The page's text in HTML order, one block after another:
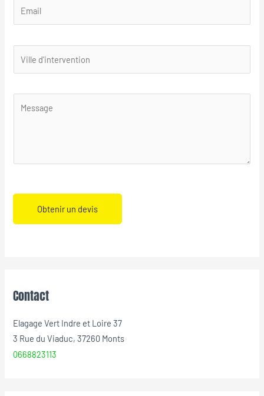
Obtenir un devis
Contact
Elagage Vert Indre et Loire 37
3 Rue du Viaduc, 37260 Monts
0668823113